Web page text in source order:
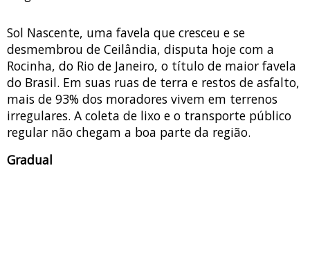
Sol Nascente, uma favela que cresceu e se
desmembrou de Ceilândia, disputa hoje com a
Rocinha, do Rio de Janeiro, o título de maior favela
do Brasil. Em suas ruas de terra e restos de asfalto,
mais de 93% dos moradores vivem em terrenos
irregulares. A coleta de lixo e o transporte público
regular não chegam a boa parte da região.
Gradual